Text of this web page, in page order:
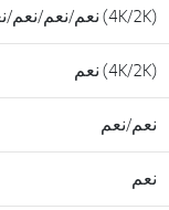
(4K/2K) نعم/نعم/نعم/نعم
(4K/2K) نعم
نعم/نعم
نعم